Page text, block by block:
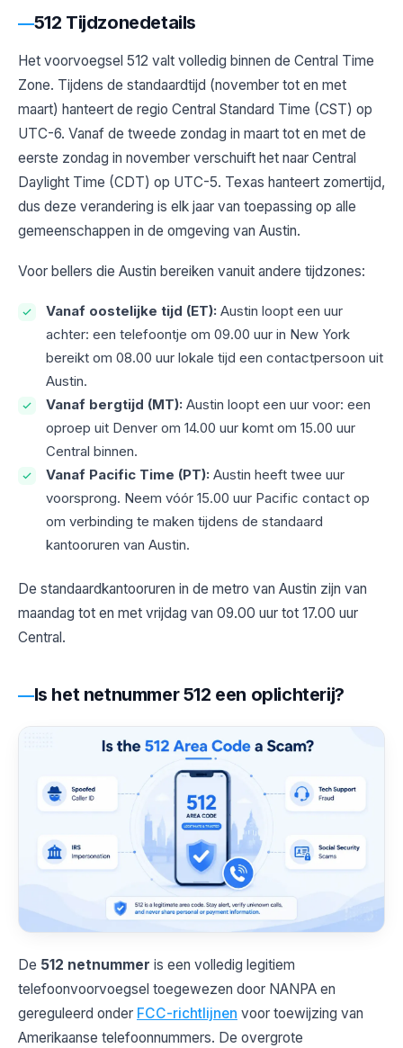
512 Tijdzonedetails
Het voorvoegsel 512 valt volledig binnen de Central Time
Zone. Tijdens de standaardtijd (november tot en met
maart) hanteert de regio Central Standard Time (CST) op
UTC-6. Vanaf de tweede zondag in maart tot en met de
eerste zondag in november verschuift het naar Central
Daylight Time (CDT) op UTC-5. Texas hanteert zomertijd,
dus deze verandering is elk jaar van toepassing op alle
gemeenschappen in de omgeving van Austin.
Voor bellers die Austin bereiken vanuit andere tijdzones:
Vanaf oostelijke tijd (ET): Austin loopt een uur
achter: een telefoontje om 09.00 uur in New York
bereikt om 08.00 uur lokale tijd een contactpersoon uit
Austin.
Vanaf bergtijd (MT): Austin loopt een uur voor: een
oproep uit Denver om 14.00 uur komt om 15.00 uur
Central binnen.
Vanaf Pacific Time (PT): Austin heeft twee uur
voorsprong. Neem vóór 15.00 uur Pacific contact op
om verbinding te maken tijdens de standaard
kantooruren van Austin.
De standaardkantooruren in de metro van Austin zijn van
maandag tot en met vrijdag van 09.00 uur tot 17.00 uur
Central.
Is het netnummer 512 een oplichterij?
De 512 netnummer is een volledig legitiem
telefoonvoorvoegsel toegewezen door NANPA en
gereguleerd onder FCC-richtlijnen voor toewijzing van
Amerikaanse telefoonnummers. De overgrote